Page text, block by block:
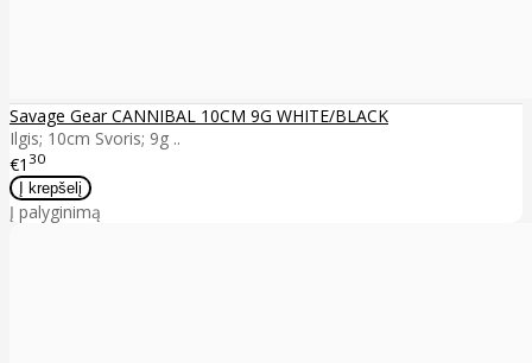
Savage Gear CANNIBAL 10CM 9G WHITE/BLACK
Ilgis; 10cm Svoris; 9g ..
€1 30
Į palyginimą